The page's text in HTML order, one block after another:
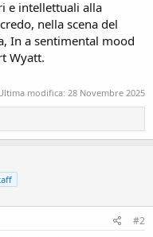
e intellettuali alla
nella scena del
In a sentimental mood
Wyatt.
modifica: 28 Novembre 2025
#2